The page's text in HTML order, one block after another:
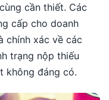
cần thiết. Các
cấp cho doanh
chính xác về các
trạng nộp thiếu
không đáng có.